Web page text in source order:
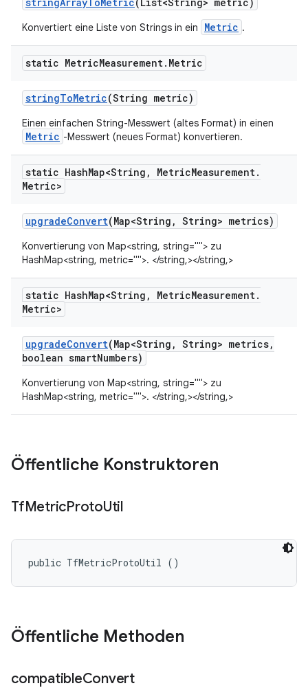
Konvertiert eine Liste von Strings in ein Metric .
static MetricMeasurement. Metric
stringToMetric(String metric)
Einen einfachen String-Messwert (altes Format) in einen
Metric -Messwert (neues Format) konvertieren.
static HashMap<String , MetricMeasurement.
Metric>
upgradeConvert(Map<String , String> metrics)
Konvertierung von Map<string, string=""> zu
HashMap<string, metric="">. </string,></string,>
static HashMap<String , MetricMeasurement.
Metric>
upgradeConvert(Map<String , String> metrics,
boolean smartNumbers)
Konvertierung von Map<string, string=""> zu
HashMap<string, metric="">. </string,></string,>
Öffentliche Konstruktoren
TfMetricProtoUtil
public TfMetricProtoUtil ()
Öffentliche Methoden
compatibleConvert